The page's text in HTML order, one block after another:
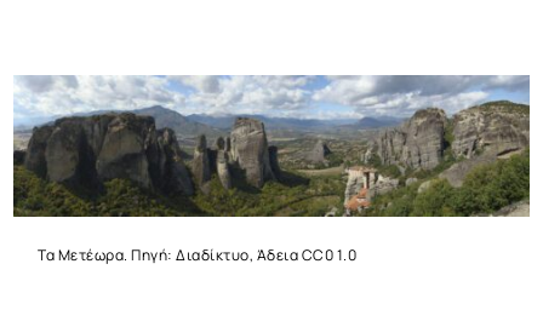
Τα Μετέωρα. Πηγή: Διαδίκτυο, Άδεια CC0 1.0